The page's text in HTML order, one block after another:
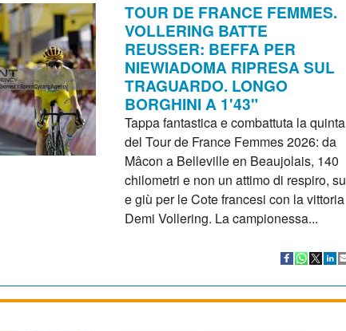
TOUR DE FRANCE FEMMES.
VOLLERING BATTE
REUSSER: BEFFA PER
NIEWIADOMA RIPRESA SUL
TRAGUARDO. LONGO
BORGHINI A 1'43"
Tappa fantastica e combattuta la quinta
del Tour de France Femmes 2026: da
Mâcon a Belleville en Beaujolais, 140
chilometri e non un attimo di respiro, su
e giù per le Cote francesi con la vittoria
Demi Vollering. La campionessa...